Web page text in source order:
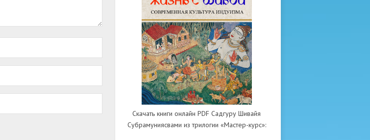
Скачать книги онлайн PDF Садгуру Шивайя
Субрамуниясвами из трилогии «Мастер-курс»: